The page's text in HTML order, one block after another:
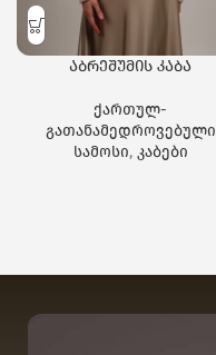
აბრეშუმის კაბა
ქართულ-
გათანამედროვებული
სამოსი, კაბები